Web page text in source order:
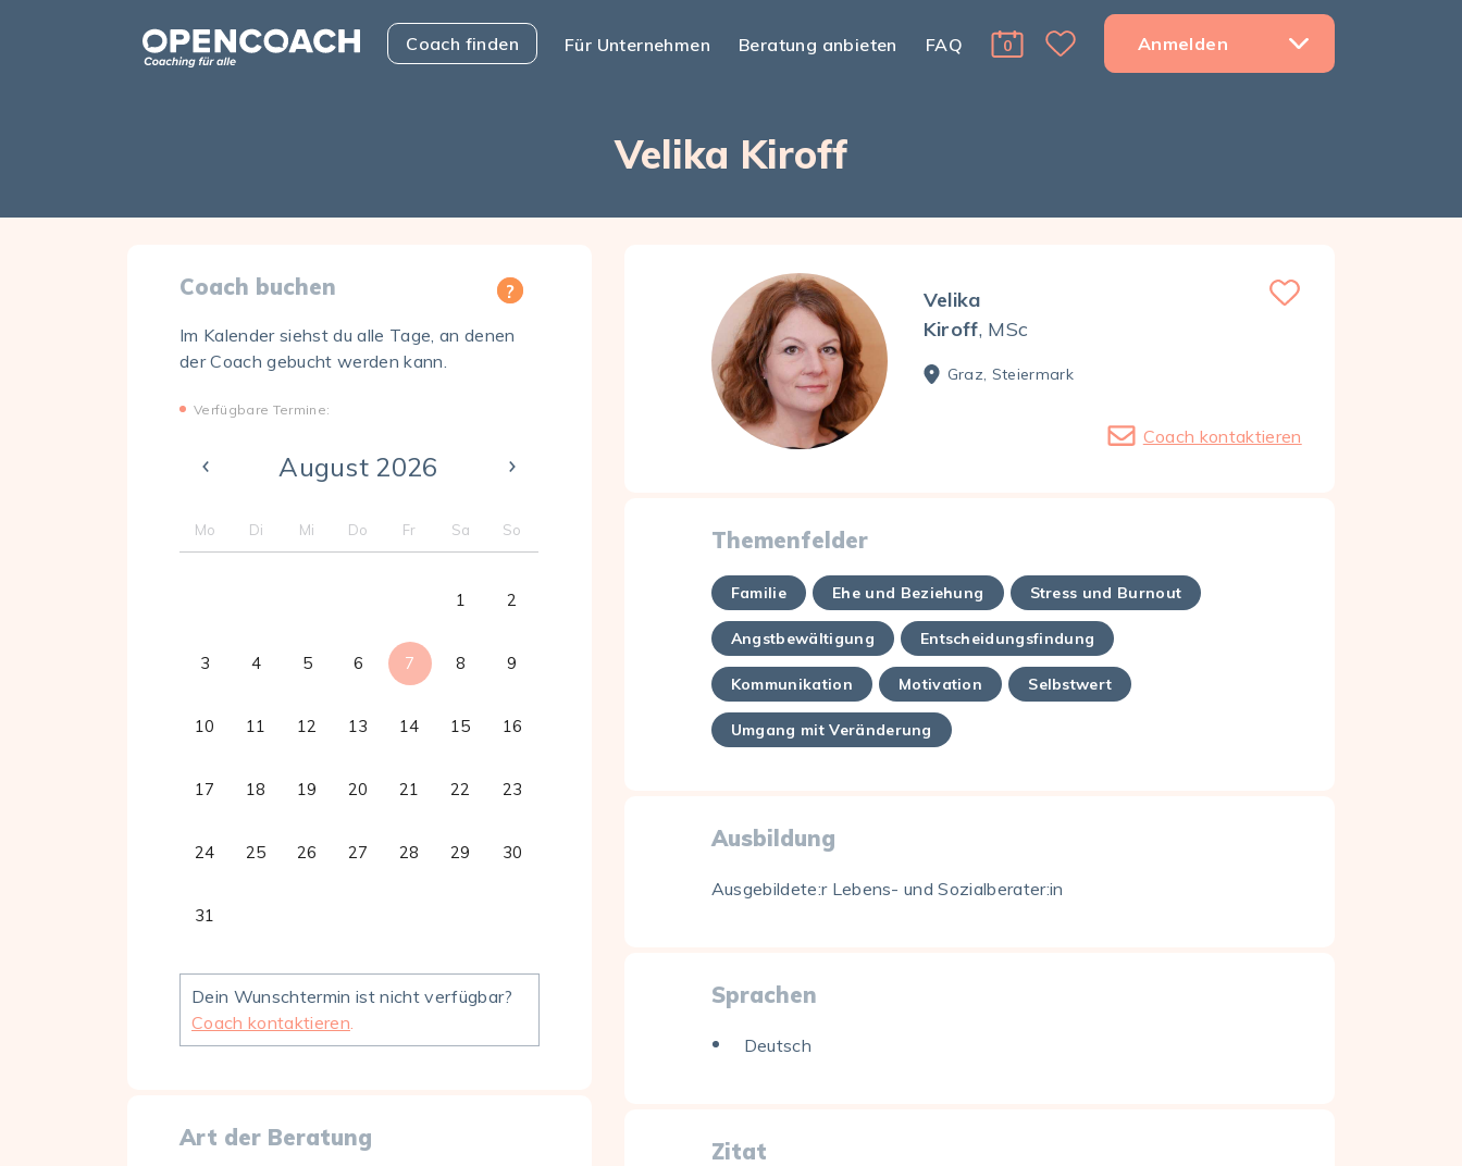
Open Coach
Coach finden Für Unternehmen Beratung anbieten
FAQ
cart Menu Toggle Dropdown
0
Favorite Menu Toggle Dropdown
Anmelden
Velika Kiroff
Coach buchen
Im Kalender siehst du alle Tage, an denen
der Coach gebucht werden kann.
Verfügbare Termine:
August 2026
Mo Di Mi Do Fr Sa So
1 2
3 4 5 6 7 8 9
10 11 12 13 14 15 16
17 18 19 20 21 22 23
24 25 26 27 28 29 30
31
Dein Wunschtermin ist nicht verfügbar?
Coach kontaktieren
Art der Beratung
Velika
Kiroff, MSc
Graz, Steier­mark
Coach kontaktieren
Themenfelder
Familie Ehe und Beziehung Stress und Burnout
Angstbewältigung Entscheidungsfindung
Kommunikation Motivation Selbstwert
Umgang mit Veränderung
Ausbildung
Ausgebildete:r Lebens- und Sozialberater:in
Sprachen
Deutsch
Zitat